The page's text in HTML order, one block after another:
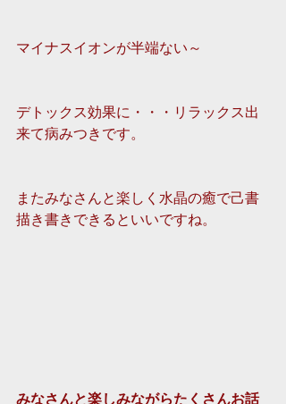
マイナスイオンが半端ない～
デトックス効果に・・・リラックス出
来て病みつきです。
またみなさんと楽しく水晶の癒で己書
描き書きできるといいですね。
みなさんと楽しみながらたくさんお話